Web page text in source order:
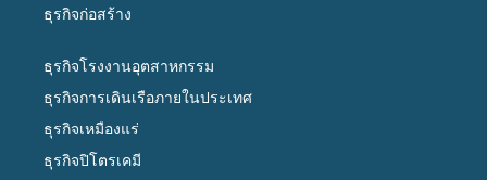
ธุรกิจก่อสร้าง
ธุรกิจโรงงานอุตสาหกรรม
ธุรกิจการเดินเรือภายในประเทศ
ธุรกิจเหมืองแร่
ธุรกิจปิโตรเคมี